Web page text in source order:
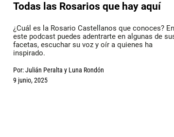
Todas las Rosarios que hay aquí
¿Cuál es la Rosario Castellanos que conoces? En
este podcast puedes adentrarte en algunas de
facetas, escuchar su voz y oír a quienes ha
inspirado.
Por:Julián Peralta y Luna Rondón
9 junio, 2025